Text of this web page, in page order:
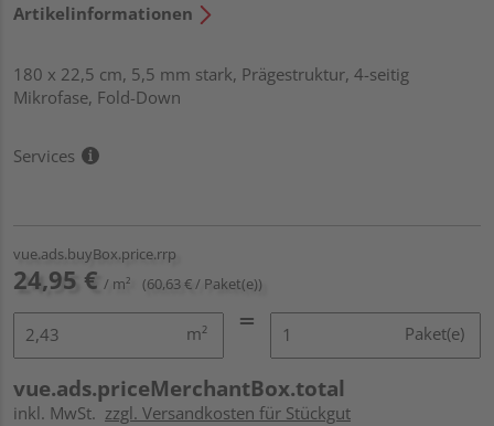
Artikelinformationen
180 x 22,5 cm, 5,5 mm stark, Prägestruktur, 4-seitig
Mikrofase, Fold-Down
Services
vue.ads.buyBox.price.rrp
24,95 € / m² (60,63 € / Paket(e))
m² Paket(e)
vue.ads.priceMerchantBox.total
inkl. MwSt. zzgl. Versandkosten für Stückgut